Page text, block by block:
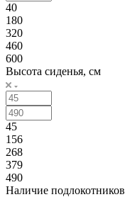
40
180
320
460
600
Высота сиденья, см
45
156
268
379
490
Наличие подлокотников